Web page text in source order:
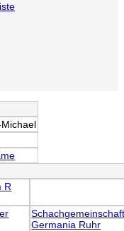
R
Germania Ruhr